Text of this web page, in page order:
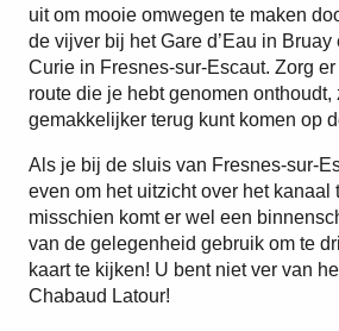
uit om mooie omwegen te maken
de vijver bij het Gare d’Eau in
Curie in Fresnes-sur-Escaut. Zorg
route die je hebt genomen onthoudt,
gemakkelijker terug kunt komen op
Als je bij de sluis van Fresnes-sur-
even om het uitzicht over het kanaal
misschien komt er wel een
van de gelegenheid gebruik om te
kaart te kijken! U bent niet ver van
Chabaud Latour!